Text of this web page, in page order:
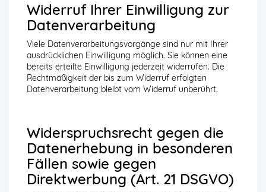
Widerruf Ihrer Einwilligung zur
Datenverarbeitung
Viele Datenverarbeitungsvorgänge sind nur mit Ihrer
ausdrücklichen Einwilligung möglich. Sie können eine
bereits erteilte Einwilligung jederzeit widerrufen. Die
Rechtmäßigkeit der bis zum Widerruf erfolgten
Datenverarbeitung bleibt vom Widerruf unberührt.
Widerspruchsrecht gegen die
Datenerhebung in besonderen
Fällen sowie gegen
Direktwerbung (Art. 21 DSGVO)